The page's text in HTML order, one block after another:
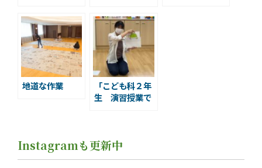
ボランティア
地道な作業
「こども科２年
生 演習授業で
Instagramも更新中